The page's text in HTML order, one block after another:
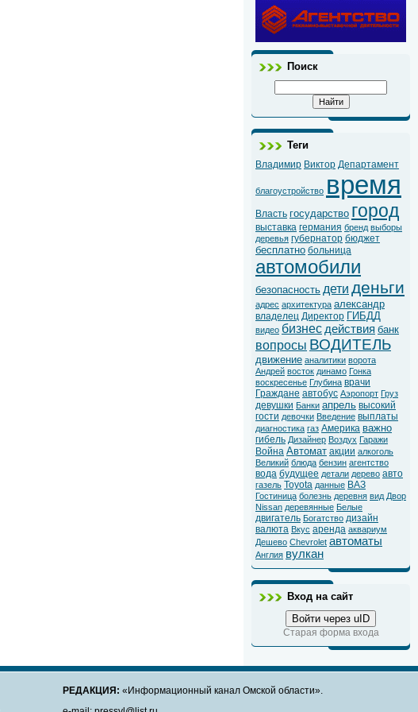
Поиск
Теги
Владимир Виктор Департамент
благоустройство время
Власть государство город
выставка германия бренд выборы
деревья губернатор бюджет
бесплатно больница
автомобили
безопасность дети деньги
адрес архитектура александр
владелец Директор ГИБДД
видео бизнесдействия банк
вопросы ВОДИТЕЛЬ
движение аналитики ворота
Андрей восток динамо Гонка
воскресенье Глубина врачи
Граждане автобус Аэропорт Груз
девушки Банки апрель высокий
гости девочки Введение выплаты
диагностика газ Америка важно
гибель Дизайнер Воздух Гаражи
Война Автомат акции алкоголь
Великий блюда бензин агентство
вода будущее детали дерево авто
газель Toyota данные ВАЗ
Гостиница болезнь деревня вид Двор
Nissan деревянные Белые
двигатель Богатство дизайн
валюта Вкус аренда аквариум
Дешево Chevrolet автоматы
Англия вулкан
Вход на сайт
Войти через uID
Старая форма входа
РЕДАКЦИЯ: «Информационный канал Омской области».